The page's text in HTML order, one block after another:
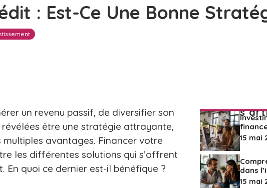
: Est-Ce Une Bonne
un revenu passif, de diversifier son
être une stratégie attrayante,
avantages. Financer votre
les différentes solutions qui s’offrent
En quoi ce dernier est-il bénéfique ?
Derniers
15 mai
dans
15 mai